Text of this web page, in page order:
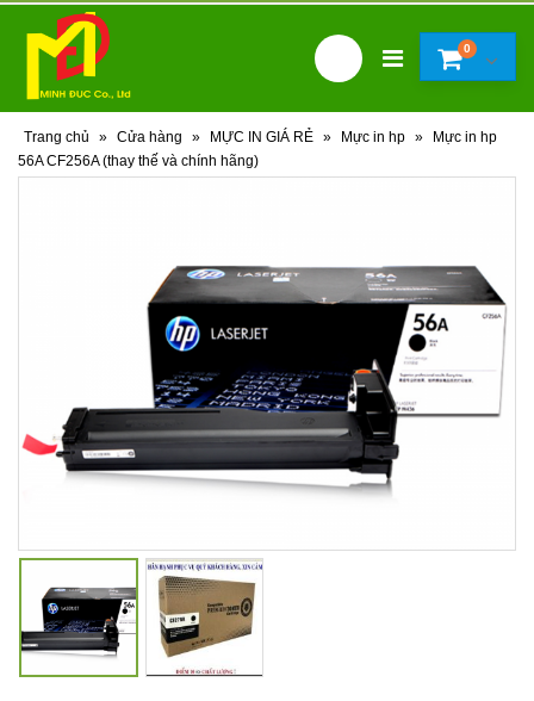
0
Trang chủ » Cửa hàng » MỰC IN GIÁ RẺ » Mực in hp »
Mực in hp
56A CF256A (thay thế và chính hãng)